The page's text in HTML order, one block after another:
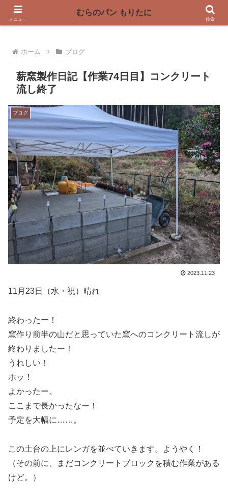
〜奈良県曽爾村の薪窯パン屋〜
ホーム ブログ
薪窯製作日記【作業74日目】コンクリート
流し終了
ブログ
2023.11.23
11月23日（水・祝）晴れ
終わったー！
窯作り前半の山だと思っていた窯へのコンクリート流しが
終わりましたー！
うれしい！
ホッ！
よかったー。
ここまで長かったなー！
予定を大幅に……。
この土台の上にレンガを並べていきます。ようやく！
（その前に、まだコンクリートブロックを積む作業がある
けど。）
メニュー
むらのパン もりたに
検索